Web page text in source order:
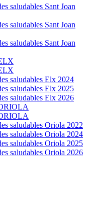
saludables Sant Joan
saludables Sant Joan
saludables Sant Joan
saludables Elx 2024
saludables Elx 2025
saludables Elx 2026
saludables Oriola 2022
saludables Oriola 2024
saludables Oriola 2025
saludables Oriola 2026